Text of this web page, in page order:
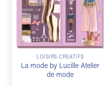
à la
liste de
souhaits
LOISIRS CRÉATIFS
La mode by Lucille Atelier
de mode